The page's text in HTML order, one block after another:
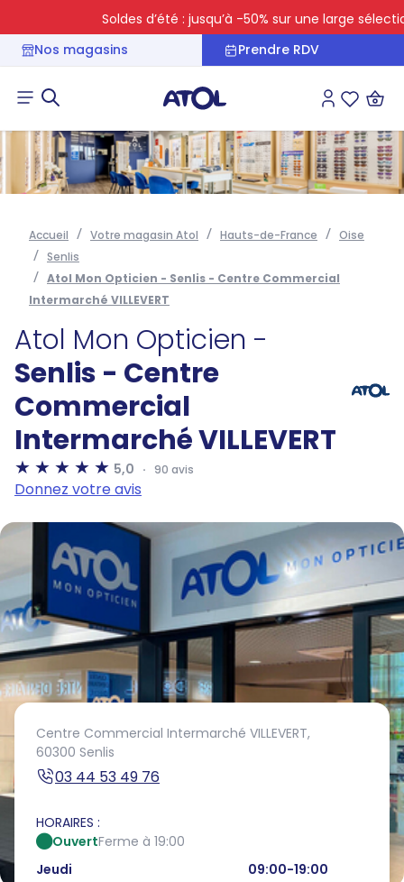
Soldes d’été : jusqu’à -50% sur une large sélection
Nos magasins
Prendre RDV
Connexion
Accueil Votre magasin Atol Hauts-de-France
Oise
Senlis
Atol Mon Opticien - Senlis - Centre Commercial
Intermarché VILLEVERT
Atol Mon Opticien -
Senlis - Centre
Commercial
Intermarché VILLEVERT
5,0 90 avis
Donnez votre avis
Centre Commercial Intermarché VILLEVERT,
60300 Senlis
03 44 53 49 76
HORAIRES :
OuvertFerme à 19:00
Jeudi
09:00-19:00